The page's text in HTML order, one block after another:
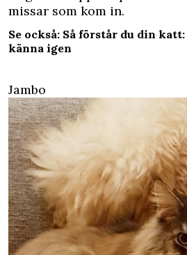
missar som kom in.
Se också: Så förstår du din
känna igen
Jambo